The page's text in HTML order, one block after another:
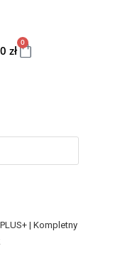
zł
0
| Kompletny